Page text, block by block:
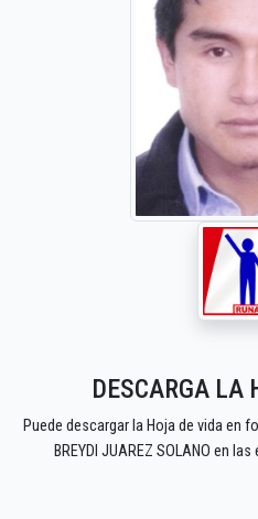
DESCARGA LA
Puede descargar la Hoja de vida en
BREYDI JUAREZ SOLANO en